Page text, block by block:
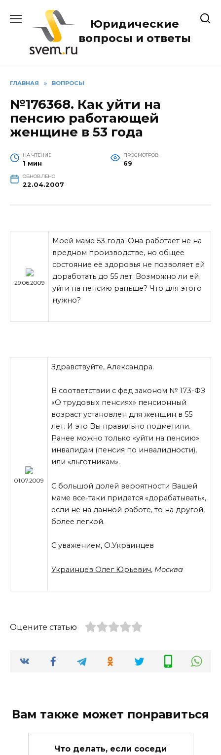
содержанию
Юридические
вопросы и ответы
ГЛАВНАЯ » ВОПРОСЫ
№176368. Как уйти на
пенсию работающей
женщине в 53 года
НА ЧТЕНИЕ
1 мин
ПРОСМОТРОВ
69
ОБНОВЛЕНО
22.04.2007
29.06.2009
Моей маме 53 года. Она работает не на
вредном производстве, но общее
состояние её здоровья не позволяет ей
доработать до 55 лет. Возможно ли ей
уйти на пенсию раньше? Что для этого
нужно?
01.07.2009
Здравствуйте, Александра.
В соответствии с фед законом № 173-ФЗ
«О трудовых пенсиях» пенсионный
возраст установлен для женщин в 55
лет. И это Вы правильно подметили.
Ранее можно только «уйти на пенсию»
инвалидам (пенсия по инвалидности),
или «льготникам».
С большой долей вероятности Вашей
маме все-таки придется «дорабатывать»,
если не на данной работе, то на другой,
более легкой.
С уважением, О.Украинцев
Украинцев Олег Юрьевич, Москва
Оцените статью
Вам также может понравиться
Что делать, если соседи